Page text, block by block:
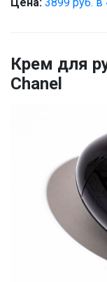
Крем для
Chanel